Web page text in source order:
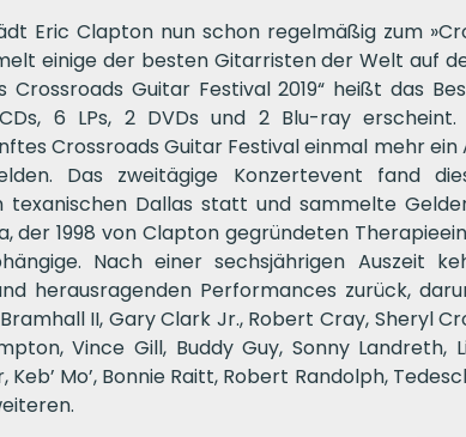
Eric Clapton nun schon regelmäßig zum
einige der besten Gitarristen der Welt auf
Crossroads Guitar Festival 2019“ heißt das
6 LPs, 2 DVDs und 2 Blu-ray
Crossroads Guitar Festival einmal mehr
Das zweitägige Konzertevent fand
texanischen Dallas statt und sammelte
der 1998 von Clapton gegründeten
Nach einer sechsjährigen Auszeit
herausragenden Performances zurück,
II, Gary Clark Jr., Robert Cray, Sheryl
Vince Gill, Buddy Guy, Sonny Landreth,
Keb’ Mo’, Bonnie Raitt, Robert Randolph,